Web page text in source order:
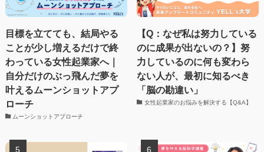
目標を立てても、結局やる
ことが少し増えるだけで終
わっている女性起業家へ｜
自分だけのぶっ飛んだ夢を
叶えるムーンショットアプ
ローチ
ムーンショットアプローチ
【Q：なぜ私は努力している
のに成果が出ないの？】努
力しているのに何も変わら
ない人が、最初に知るべき
「脳の勘違い」
女性起業家のお悩みを解決する【Q&A】